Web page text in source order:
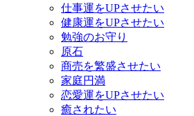
仕事運をUPさせたい
健康運をUPさせたい
勉強のお守り
原石
商売を繁盛させたい
家庭円満
恋愛運をUPさせたい
癒されたい